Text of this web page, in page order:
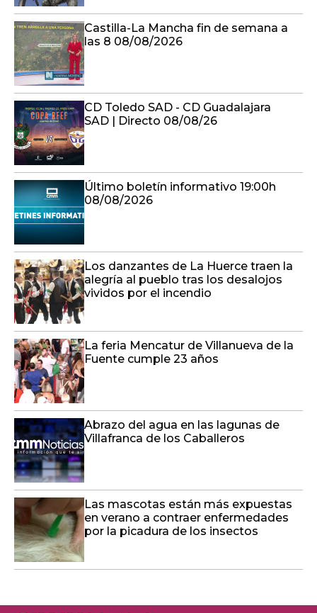
Castilla-La Mancha fin de semana a
las 8 08/08/2026
CD Toledo SAD - CD Guadalajara
SAD | Directo 08/08/26
Último boletín informativo 19:00h
08/08/2026
Los danzantes de La Huerce traen la
alegría al pueblo tras los desalojos
vividos por el incendio
La feria Mencatur de Villanueva de la
Fuente cumple 23 años
Abrazo del agua en las lagunas de
Villafranca de los Caballeros
Las mascotas están más expuestas
en verano a contraer enfermedades
por la picadura de los insectos